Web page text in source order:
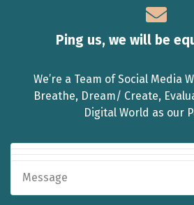
Ping us, we will be
We’re a Team of Social Media
Breathe, Dream/ Create,
Digital World as our